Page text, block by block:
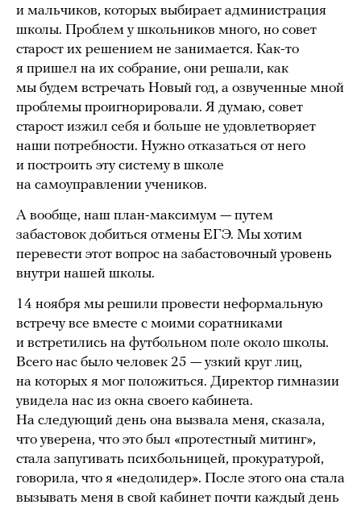
и мальчиков, которых выбирает администрация
школы. Проблем у школьников много, но совет
старост их решением не занимается. Как-то
я пришел на их собрание, они решали, как
мы будем встречать Новый год, а озвученные мной
проблемы проигнорировали. Я думаю, совет
старост изжил себя и больше не удовлетворяет
наши потребности. Нужно отказаться от него
и построить эту систему в школе
на самоуправлении учеников.
А вообще, наш план-максимум — путем
забастовок добиться отмены ЕГЭ. Мы хотим
перевести этот вопрос на забастовочный уровень
внутри нашей школы.
14 ноября мы решили провести неформальную
встречу все вместе с моими соратниками
и встретились на футбольном поле около школы.
Всего нас было человек 25 — узкий круг лиц,
на которых я мог положиться. Директор гимназии
увидела нас из окна своего кабинета.
На следующий день она вызвала меня, сказала,
что уверена, что это был «протестный митинг»,
стала запугивать психбольницей, прокуратурой,
говорила, что я «недолидер». После этого она стала
вызывать меня в свой кабинет почти каждый день